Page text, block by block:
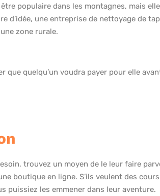
populaire dans les montagnes, mais
d’idée, une entreprise de nettoyage de
zone rurale.
quelqu’un voudra payer pour elle
trouvez un moyen de le leur faire
boutique en ligne. S’ils veulent des cours
puissiez les emmener dans leur aventure.